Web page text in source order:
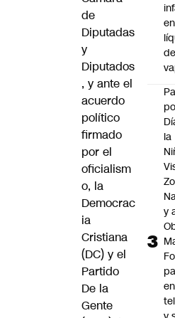
de
Diputadas
y
Diputados
, y ante el
acuerdo
político
firmado
por el
oficialism
o, la
Democrac
ia
Cristiana
(DC) y el
Partido
De la
Gente
en
de
la
y
en